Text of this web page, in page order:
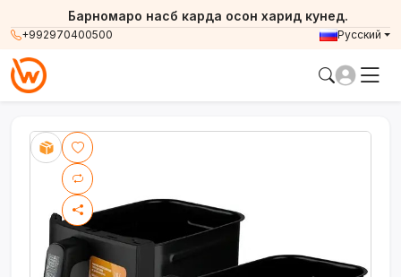
+992970400500
Барномаро насб карда осон харид кунед.
Русский